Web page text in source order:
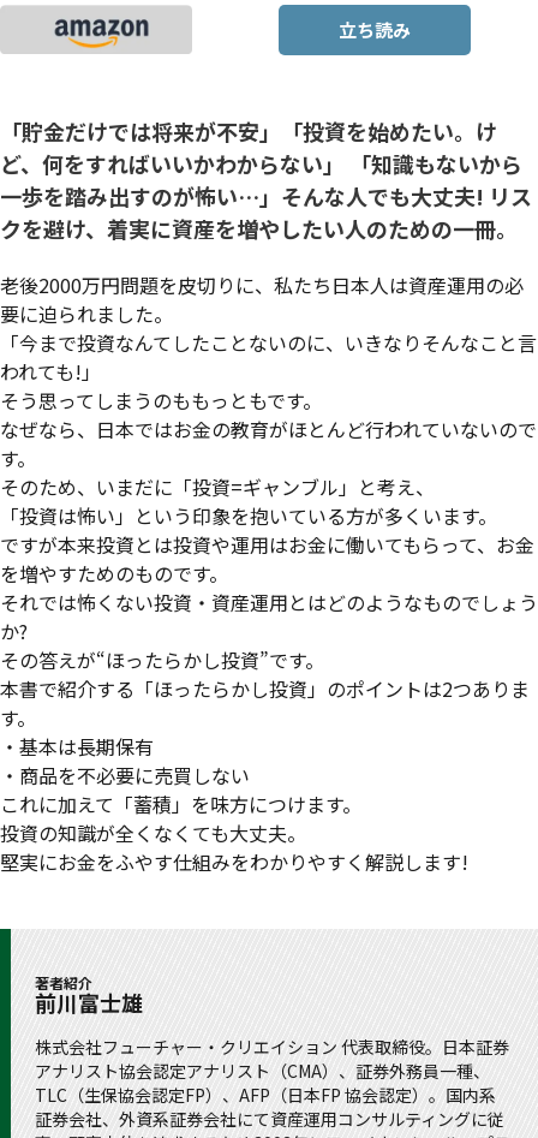
立ち読み
「貯金だけでは将来が不安」「投資を始めたい。け
ど、何をすればいいかわからない」 「知識もないから
一歩を踏み出すのが怖い…」そんな人でも大丈夫! リス
クを避け、着実に資産を増やしたい人のための一冊。
老後2000万円問題を皮切りに、私たち日本人は資産運用の必
要に迫られました。
「今まで投資なんてしたことないのに、いきなりそんなこと言
われても!」
そう思ってしまうのももっともです。
なぜなら、日本ではお金の教育がほとんど行われていないので
す。
そのため、いまだに「投資=ギャンブル」と考え、
「投資は怖い」という印象を抱いている方が多くいます。
ですが本来投資とは投資や運用はお金に働いてもらって、お金
を増やすためのものです。
それでは怖くない投資・資産運用とはどのようなものでしょう
か?
その答えが“ほったらかし投資”です。
本書で紹介する「ほったらかし投資」のポイントは2つありま
す。
・基本は長期保有
・商品を不必要に売買しない
これに加えて「蓄積」を味方につけます。
投資の知識が全くなくても大丈夫。
堅実にお金をふやす仕組みをわかりやすく解説します!
著者紹介
前川富士雄
株式会社フューチャー・クリエイション 代表取締役。日本証券
アナリスト協会認定アナリスト（CMA）、証券外務員一種、
TLC（生保協会認定FP）、AFP（日本FP 協会認定）。国内系
証券会社、外資系証券会社にて資産運用コンサルティングに従